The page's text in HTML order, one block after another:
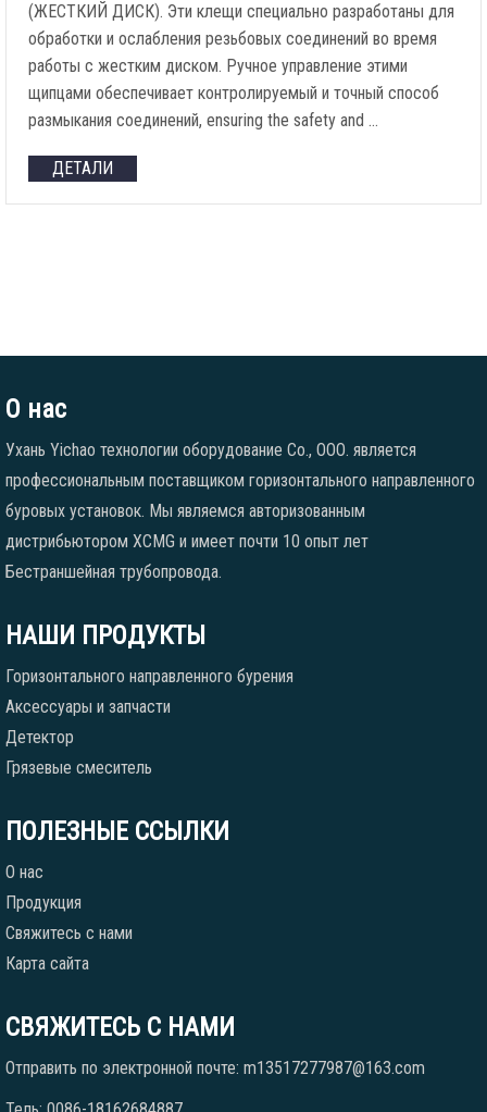
(ЖЕСТКИЙ ДИСК). Эти клещи специально разработаны для
обработки и ослабления резьбовых соединений во время
работы с жестким диском. Ручное управление этими
щипцами обеспечивает контролируемый и точный способ
размыкания соединений, ensuring the safety and …
ДЕТАЛИ
О нас
Ухань Yichao технологии оборудование Co., ООО. является
профессиональным поставщиком горизонтального направленного
буровых установок. Мы являемся авторизованным
дистрибьютором XCMG и имеет почти 10 опыт лет
Бестраншейная трубопровода.
НАШИ ПРОДУКТЫ
Горизонтального направленного бурения
Аксессуары и запчасти
Детектор
Грязевые смеситель
ПОЛЕЗНЫЕ ССЫЛКИ
О нас
Продукция
Свяжитесь с нами
Карта сайта
СВЯЖИТЕСЬ С НАМИ
Отправить по электронной почте: m13517277987@163.com